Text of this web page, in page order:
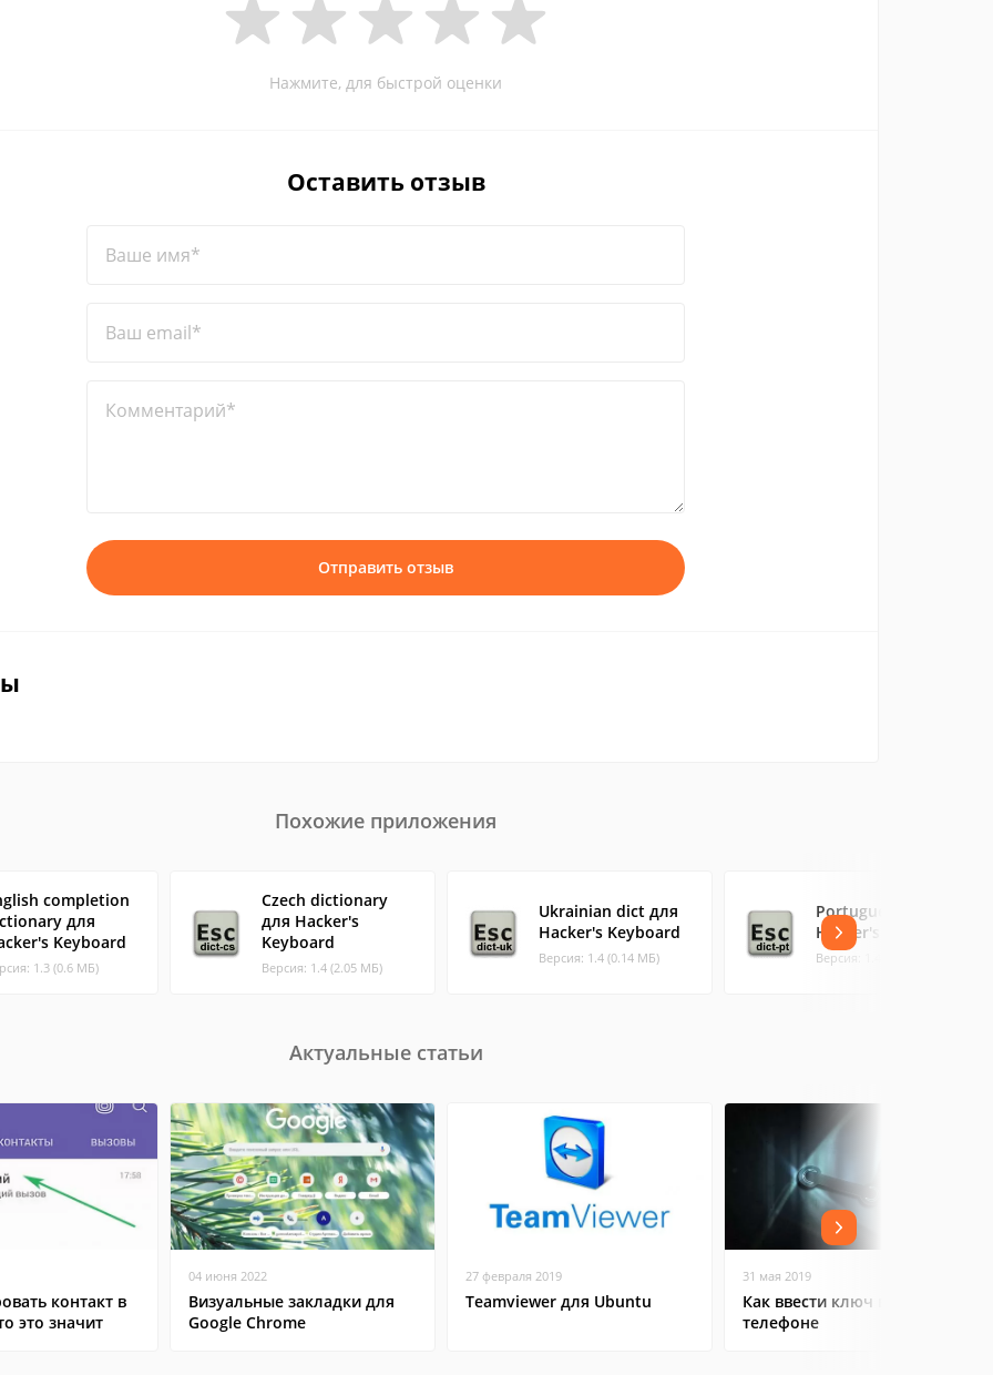
Нажмите, для быстрой оценки
Оставить отзыв
Ваше имя*
Ваш email*
Комментарий*
Отправить отзыв
Похожие приложения
completion
для
Keyboard
1.3 (0.6 МБ)
Czech dictionary
для Hacker's
Keyboard
Версия: 1.4 (2.05 МБ)
Ukrainian dict для
Hacker's Keyboard
Версия: 1.4 (0.14 МБ)
Portuguese dict для
Hacker's Keyboard
Версия: 1.4 (0.54 МБ)
Актуальные статьи
контакт в
это значит
04 июня 2022
Визуальные закладки для
Google Chrome
27 февраля 2019
Teamviewer для Ubuntu
31 мая 2019
Как ввести ключ в Steam на
телефоне